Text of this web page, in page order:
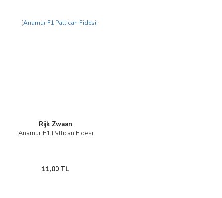
Rijk Zwaan
Anamur F1 Patlıcan Fidesi
11,00 TL